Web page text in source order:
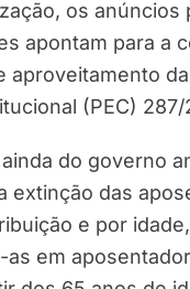
os anúncios
apontam para a
aproveitamento
(PEC) 287/
do governo
extinção das
e por idade,
em